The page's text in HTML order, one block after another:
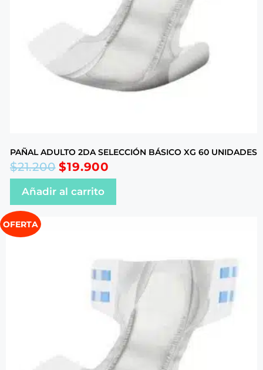
PAÑAL ADULTO 2DA SELECCIÓN BÁSICO XG 60 UNIDADES
$21.200 $19.900
Añadir al carrito
OFERTA